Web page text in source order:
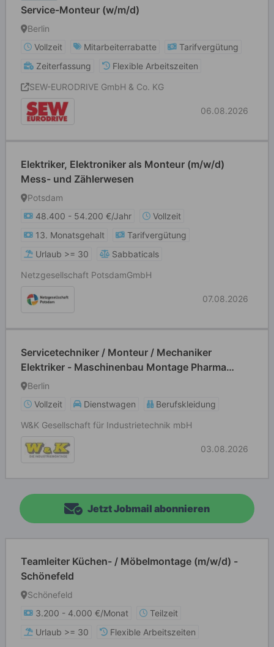
Service-Monteur (w/m/d)
Berlin
Vollzeit
Mitarbeiterrabatte
Tarifvergütung
Zeiterfassung
Flexible Arbeitszeiten
SEW-EURODRIVE GmbH & Co. KG
06.08.2026
Elektriker, Elektroniker als Monteur (m/w/d)
Mess- und Zählerwesen
Potsdam
48.400 - 54.200 €/Jahr
Vollzeit
13. Monatsgehalt
Tarifvergütung
Urlaub >= 30
Sabbaticals
Netzgesellschaft PotsdamGmbH
07.08.2026
Servicetechniker / Monteur / Mechaniker
Elektriker - Maschinenbau Montage Pharma
Medizintechnik (m/w/d)
Berlin
Vollzeit
Dienstwagen
Berufskleidung
W&K Gesellschaft für Industrietechnik mbH
03.08.2026
Jetzt Jobmail abonnieren
Teamleiter Küchen- / Möbelmontage (m/w/d) -
Schönefeld
Schönefeld
3.200 - 4.000 €/Monat
Teilzeit
Urlaub >= 30
Flexible Arbeitszeiten